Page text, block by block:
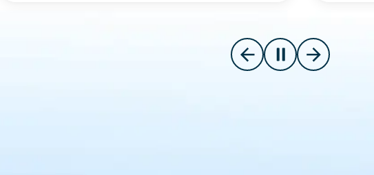
Go to previous slide
Pause carousel
Go to next
Slide 2